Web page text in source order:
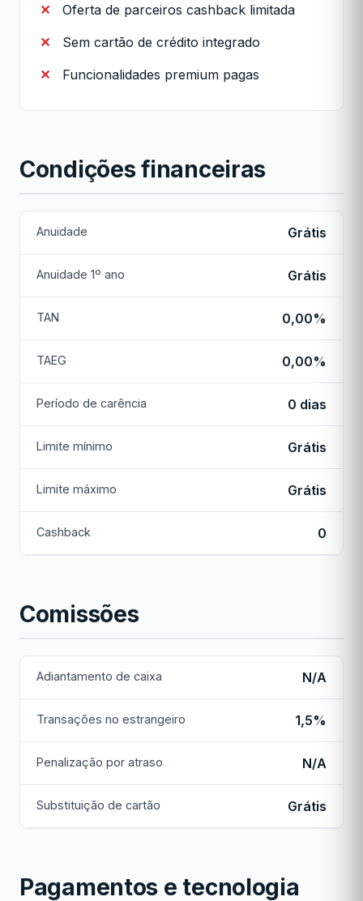
Oferta de parceiros cashback limitada
Sem cartão de crédito integrado
Funcionalidades premium pagas
Condições financeiras
Anuidade Grátis
Anuidade 1º ano Grátis
TAN 0,00%
TAEG 0,00%
Período de carência 0 dias
Limite mínimo Grátis
Limite máximo Grátis
Cashback 0
Comissões
Adiantamento de caixa N/A
Transações no estrangeiro 1,5%
Penalização por atraso N/A
Substituição de cartão Grátis
Pagamentos e tecnologia